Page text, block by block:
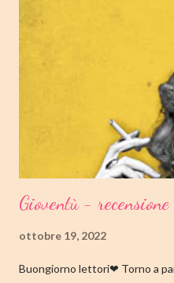
impiegato nella biblioteca
madre, Margaret, una
quando lui aveva solo nove
che una sua poesi...
Gioventù - recensione
ottobre 19, 2022
Buongiorno lettori❤ Torno a